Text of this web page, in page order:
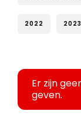
2022 2023
Er zijn
geven.